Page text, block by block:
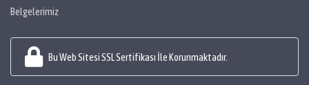
Belgelerimiz
Bu Web Sitesi SSL Sertifikası İle Korunmaktadır.